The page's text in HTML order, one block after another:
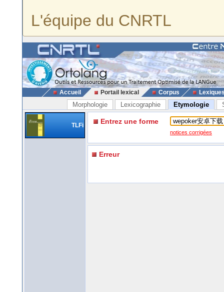
L'équipe du CNRTL
Accueil Portail lexical Corpus
Morphologie Lexicographie Etymologie
TLFi Entrez une forme
notices corrigées
Erreur